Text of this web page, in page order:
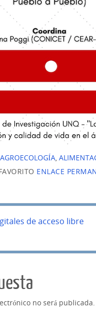
AGROECOLOGÍA
ENLACE
de acceso libre
no será publicada.